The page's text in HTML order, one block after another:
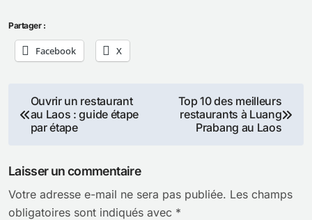
Partager :
Facebook X
Navigation
de
l’article
Ouvrir un restaurant
au Laos : guide étape
par étape
Top 10 des meilleurs
restaurants à Luang
Prabang au Laos
Laisser un commentaire
Votre adresse e-mail ne sera pas publiée. Les champs
obligatoires sont indiqués avec *